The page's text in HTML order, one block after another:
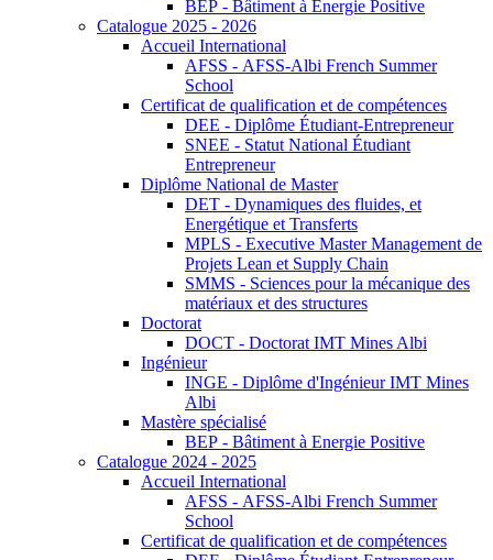
BEP - Bâtiment à Energie Positive
Catalogue 2025 - 2026
Accueil International
AFSS - AFSS-Albi French Summer
School
Certificat de qualification et de compétences
DEE - Diplôme Étudiant-Entrepreneur
SNEE - Statut National Étudiant
Entrepreneur
Diplôme National de Master
DET - Dynamiques des fluides, et
Energétique et Transferts
MPLS - Executive Master Management de
Projets Lean et Supply Chain
SMMS - Sciences pour la mécanique des
matériaux et des structures
Doctorat
DOCT - Doctorat IMT Mines Albi
Ingénieur
INGE - Diplôme d'Ingénieur IMT Mines
Albi
Mastère spécialisé
BEP - Bâtiment à Energie Positive
Catalogue 2024 - 2025
Accueil International
AFSS - AFSS-Albi French Summer
School
Certificat de qualification et de compétences